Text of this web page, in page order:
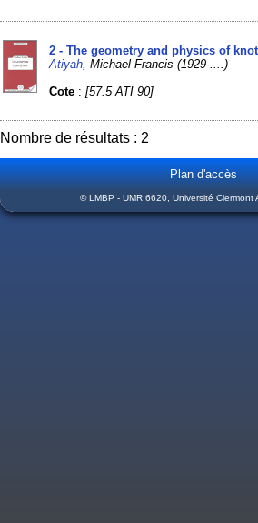
2 - The geometry and physics of
Atiyah , Michael Francis (1929-....)
Cote :[57.5 ATI 90]
Nombre de résultats : 2
Plan d'accès
© LMBP - UMR 6620, Université Clermont